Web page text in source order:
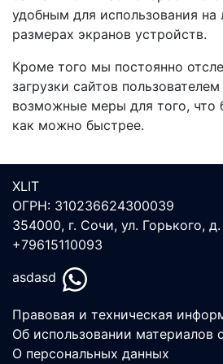
удобным для использования
размерах экранов устройств.
Кроме того мы постоянно
загрузки сайтов
возможные меры для того, что
как можно быстрее.
XLIT
ОГРН: 310236624300039
354000, г. Сочи, ул. Горького,
+79615110093
asdasd
Правовая и техническая
Об использовании материалов
О персональных данных